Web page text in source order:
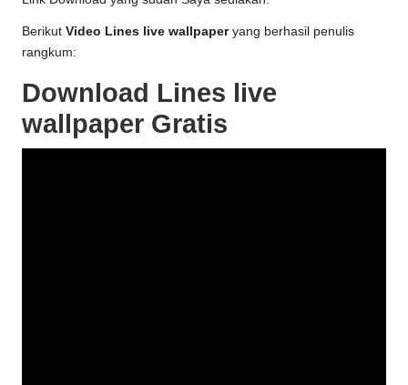
Berikut Video Lines live wallpaperyang berhasil penulis
rangkum:
Download Lines live
wallpaper Gratis